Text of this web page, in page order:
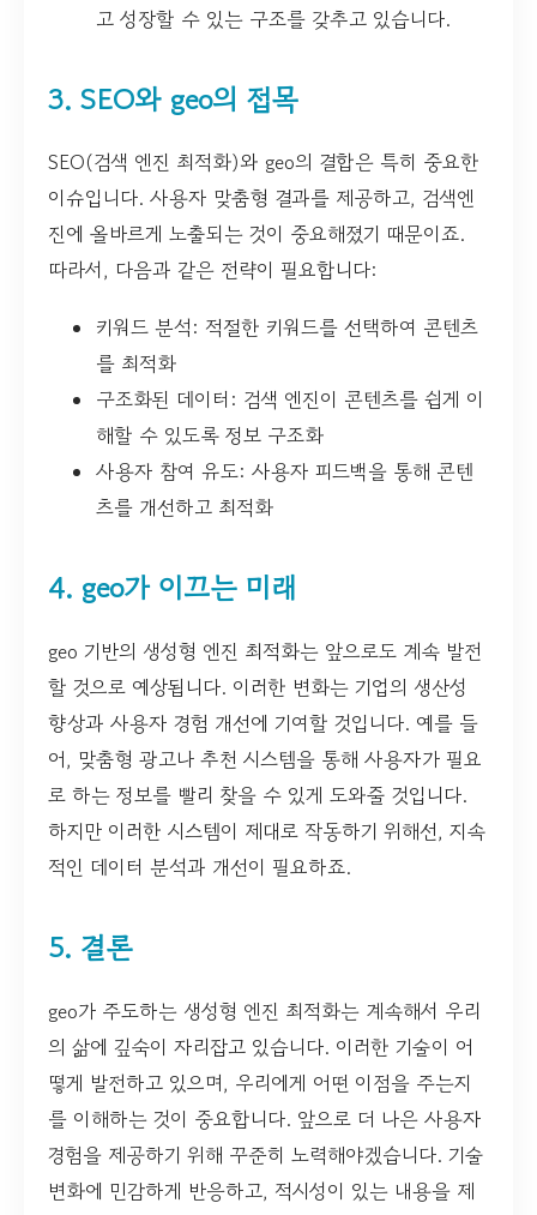
고 성장할 수 있는 구조를 갖추고 있습니다.
3. SEO와 geo의 접목
SEO(검색 엔진 최적화)와 geo의 결합은 특히 중요한
이슈입니다. 사용자 맞춤형 결과를 제공하고, 검색엔
진에 올바르게 노출되는 것이 중요해졌기 때문이죠.
따라서, 다음과 같은 전략이 필요합니다:
키워드 분석: 적절한 키워드를 선택하여 콘텐츠
를 최적화
구조화된 데이터: 검색 엔진이 콘텐츠를 쉽게 이
해할 수 있도록 정보 구조화
사용자 참여 유도: 사용자 피드백을 통해 콘텐
츠를 개선하고 최적화
4. geo가 이끄는 미래
geo 기반의 생성형 엔진 최적화는 앞으로도 계속 발전
할 것으로 예상됩니다. 이러한 변화는 기업의 생산성
향상과 사용자 경험 개선에 기여할 것입니다. 예를 들
어, 맞춤형 광고나 추천 시스템을 통해 사용자가 필요
로 하는 정보를 빨리 찾을 수 있게 도와줄 것입니다.
하지만 이러한 시스템이 제대로 작동하기 위해선, 지속
적인 데이터 분석과 개선이 필요하죠.
5. 결론
geo가 주도하는 생성형 엔진 최적화는 계속해서 우리
의 삶에 깊숙이 자리잡고 있습니다. 이러한 기술이 어
떻게 발전하고 있으며, 우리에게 어떤 이점을 주는지
를 이해하는 것이 중요합니다. 앞으로 더 나은 사용자
경험을 제공하기 위해 꾸준히 노력해야겠습니다. 기술
변화에 민감하게 반응하고, 적시성이 있는 내용을 제